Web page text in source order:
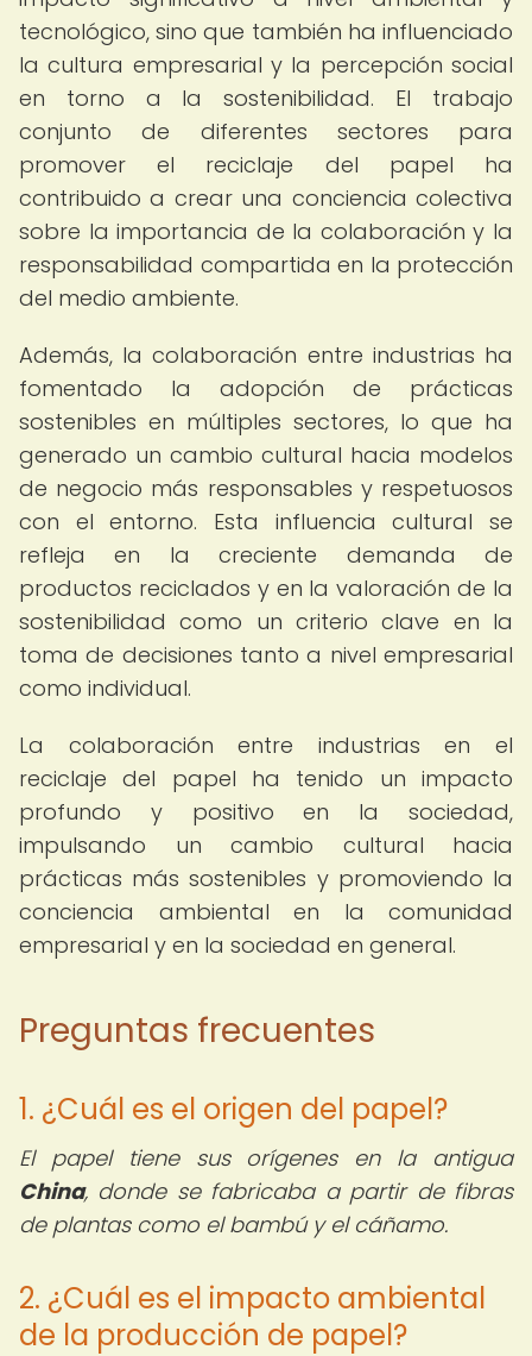
tecnológico, sino que también ha influenciado
la cultura empresarial y la percepción social
en torno a la sostenibilidad. El trabajo
conjunto de diferentes sectores para
promover el reciclaje del papel ha
contribuido a crear una conciencia colectiva
sobre la importancia de la colaboración y la
responsabilidad compartida en la protección
del medio ambiente.
Además, la colaboración entre industrias ha
fomentado la adopción de prácticas
sostenibles en múltiples sectores, lo que ha
generado un cambio cultural hacia modelos
de negocio más responsables y respetuosos
con el entorno. Esta influencia cultural se
refleja en la creciente demanda de
productos reciclados y en la valoración de la
sostenibilidad como un criterio clave en la
toma de decisiones tanto a nivel empresarial
como individual.
La colaboración entre industrias en el
reciclaje del papel ha tenido un impacto
profundo y positivo en la sociedad,
impulsando un cambio cultural hacia
prácticas más sostenibles y promoviendo la
conciencia ambiental en la comunidad
empresarial y en la sociedad en general.
Preguntas frecuentes
1. ¿Cuál es el origen del papel?
El papel tiene sus orígenes en la antigua
China, donde se fabricaba a partir de fibras
de plantas como el bambú y el cáñamo.
2. ¿Cuál es el impacto ambiental
de la producción de papel?